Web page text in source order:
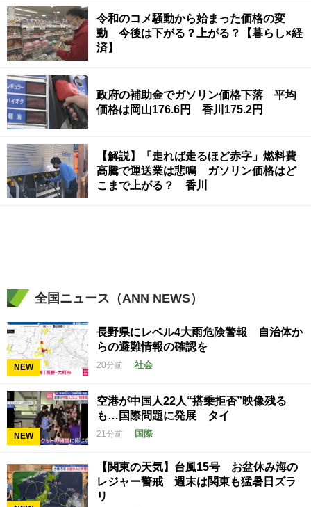
令和のコメ騒動から始まった価格の変
動 今後は下がる？上がる？【暮らし×経
済】
政府の補助金でガソリン価格下落 平均
価格は岡山176.6円 香川175.2円
【解説】「走れば走るほど赤字」燃料費
高騰で運送業は悲鳴 ガソリン価格はど
こまで上がる？ 香川
全国ニュース（ANN NEWS）
NEW
長野県にレベル4大雨危険警報 自治体か
らの避難情報の確認を
20分前 社会
NEW
空港が中国人22人“搭乗拒否”映像残る
も…国際問題に発展 タイ
21分前 国際
【関東の天気】台風15号 お盆休み海の
レジャー警戒 週末は関東も猛暑日ズラ
リ